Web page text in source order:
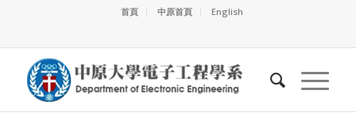
首頁 中原首頁 English